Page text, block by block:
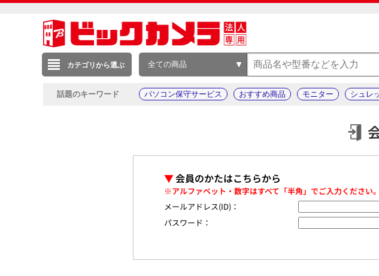
カテゴリから選ぶ 全ての商品
話題のキーワード パソコン保守サービス おすすめ商品 モニター シュレ
▼会員のかたはこちらから
※アルファベット・数字はすべて「半角」でご入力ください。
メールアドレス(ID)：
パスワード：